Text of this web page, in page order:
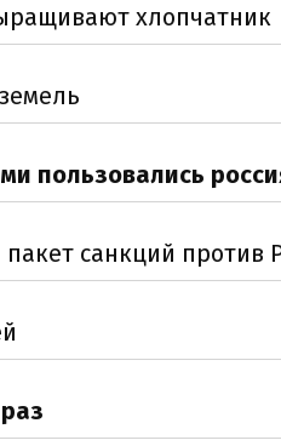
хлопчатник
пользовались
пакет санкций против